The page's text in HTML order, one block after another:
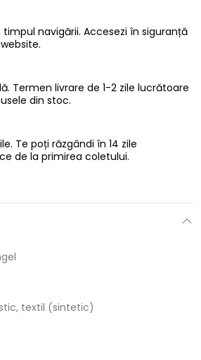
timpul navigării. Accesezi în siguranță
Termen livrare de 1-2 zile lucrătoare
din stoc.
Te poți răzgândi în 14 zile
de la primirea coletului.
textil (sintetic)